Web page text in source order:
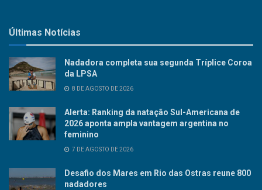
Últimas Notícias
Nadadora completa sua segunda Tríplice Coroa
da LPSA
8 DE AGOSTO DE 2026
Alerta: Ranking da natação Sul-Americana de
2026 aponta ampla vantagem argentina no
feminino
7 DE AGOSTO DE 2026
Desafio dos Mares em Rio das Ostras reune 800
nadadores